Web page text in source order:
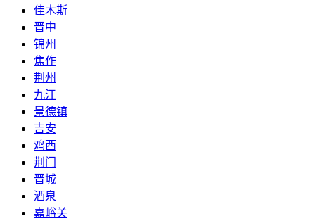
佳木斯
晋中
锦州
焦作
荆州
九江
景德镇
吉安
鸡西
荆门
晋城
酒泉
嘉峪关